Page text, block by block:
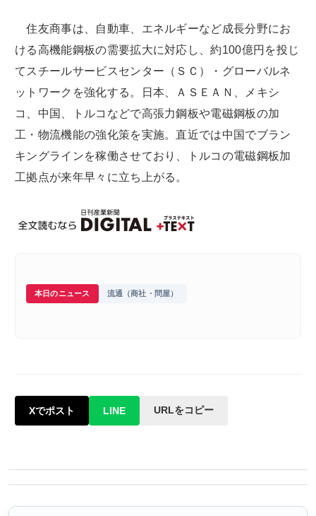
住友商事は、自動車、エネルギーなど成長分野にお
ける高機能鋼板の需要拡大に対応し、約100億円を投じ
てスチールサービスセンター（ＳＣ）・グローバルネ
ットワークを強化する。日本、ＡＳＥＡＮ、メキシ
コ、中国、トルコなどで高張力鋼板や電磁鋼板の加
工・物流機能の強化策を実施。直近では中国でブラン
キングラインを稼働させており、トルコの電磁鋼板加
工拠点が来年早々に立ち上がる。
本日のニュース 流通（商社・問屋）
Xでポスト LINE URLをコピー